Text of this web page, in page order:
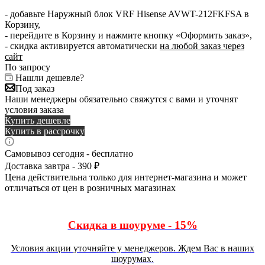
- добавьте Наружный блок VRF Hisense AVWT-212FKFSA в
Корзину,
- перейдите в Корзину и нажмите кнопку «Оформить заказ»,
- скидка активируется автоматически на любой заказ через
сайт
По запросу
Нашли дешевле?
Под заказ
Наши менеджеры обязательно свяжутся с вами и уточнят
условия заказа
Купить дешевле
Купить в рассрочку
Самовывоз сегодня - бесплатно
Доставка завтра - 390 ₽
Цена действительна только для интернет-магазина и может
отличаться от цен в розничных магазинах
Скидка в шоуруме - 15%
Условия акции уточняйте у менеджеров. Ждем Вас в наших
шоурумах.